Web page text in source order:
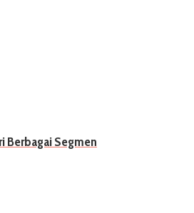
Berbagai Segmen